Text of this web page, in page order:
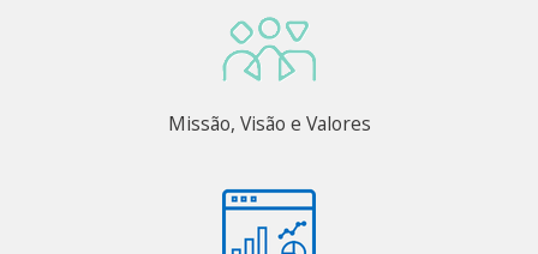
Missão, Visão e Valores